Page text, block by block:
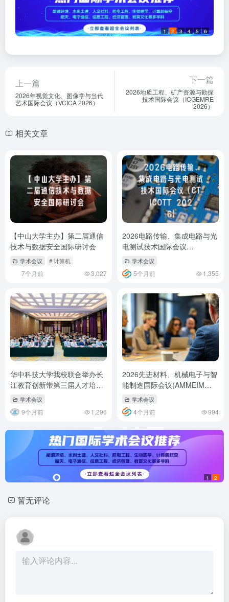
1 2 3 4 5 6
上一篇
2026年视觉文化、图像学与当代
艺术国际会议（VCICA 2026）
下一篇
2026地质工程、矿产资源与勘探
技术国际会议（ICGEMRE
2026）
相关文章
【中山大学主办】第二届通信
技术与数据安全国际研讨会
学术会议 # 计算机
7个月前 3,027
2026电路传输、集成电路与光
电测试技术国际会议
（CTICOTT 2026）
学术会议
5个月前 1,355
华中科技大学我校联合举办长
江教育创新带第三届人才培养
与科技创新合作体创新电机论
坛
学术会议
9个月前 1,296
2026先进材料、机械电子与智
能制造国际会议(AMMEIM
2026)学术会议
4个月前 994
1 2
暂无评论